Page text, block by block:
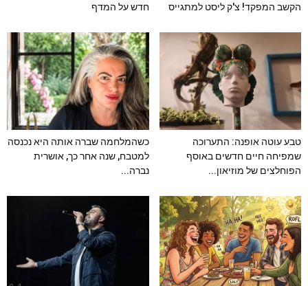
הקשב המפקד! צ'ק ליסט למתגייס חדש על המדף
טבע עוטה אופנה: התערוכה
שמפיחה חיים חדשים באוסף
הפוחלצים של מוזיאון...
כשהמלחמה שברה אותה היא נכנסה
למטבח, שנה אחר כך, אושרית
נברה...